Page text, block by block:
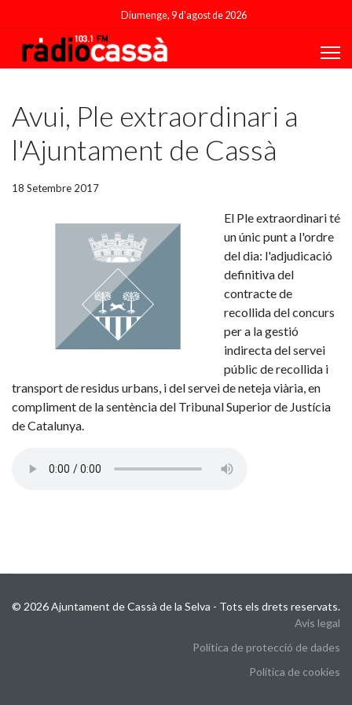
Diumenge, 9 d'agost de 2026
Avui, Ple extraordinari a
l'Ajuntament de Cassà
18 Setembre 2017
El Ple extraordinari té
un únic punt a l'ordre
del dia: l'adjudicació
definitiva del
contracte de
recollida del concurs
per a la gestió
indirecta del servei
públic de recollida i
transport de residus urbans, i del servei de neteja viària, en
compliment de la sentència del Tribunal Superior de Justícia
de Catalunya.
© 2026 Ajuntament de Cassà de la Selva - Tots els drets reservats.
Avis legal
Política de protecció de dades
Política de cookies